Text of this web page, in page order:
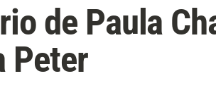
de Paula
Peter